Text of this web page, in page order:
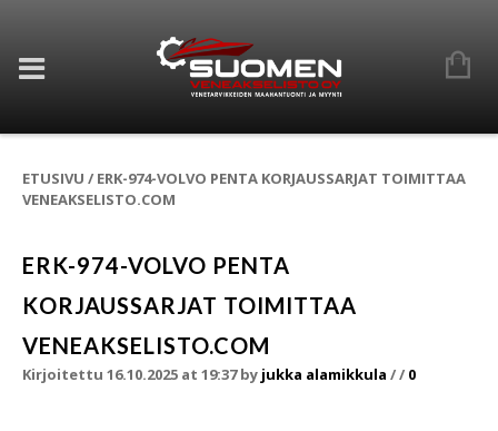
ETUSIVU / ERK-974-VOLVO PENTA KORJAUSSARJAT TOIMITTAA
VENEAKSELISTO.COM
ERK-974-VOLVO PENTA
KORJAUSSARJAT TOIMITTAA
VENEAKSELISTO.COM
Kirjoitettu 16.10.2025 at 19:37by jukka alamikkula // 0